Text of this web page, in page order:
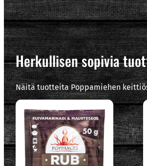
Herkullisen sopivia
Näitä tuotteita Poppamiehen